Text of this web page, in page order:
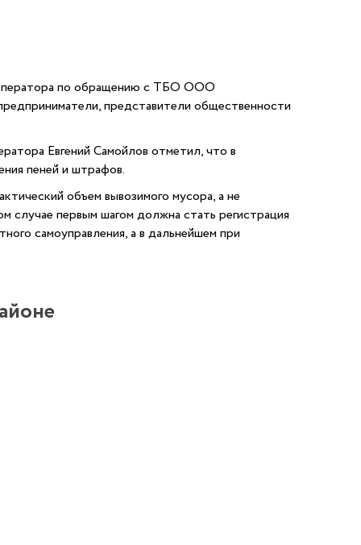
оператора по обращению с ТБО ООО
представители общественности
Евгений Самойлов отметил, что в
пеней и штрафов.
объем вывозимого мусора, а не
случае первым шагом должна стать регистрация
самоуправления, а в дальнейшем при